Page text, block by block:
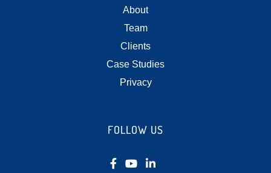
About
Team
Clients
Case Studies
Privacy
FOLLOW US